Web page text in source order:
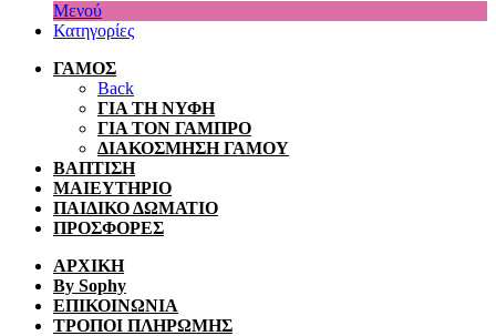
Μενού
Κατηγορίες
ΓΑΜΟΣ
Back
ΓΙΑ ΤΗ ΝΥΦΗ
ΓΙΑ ΤΟΝ ΓΑΜΠΡΟ
ΔΙΑΚΟΣΜΗΣΗ ΓΑΜΟΥ
ΒΑΠΤΙΣΗ
ΜΑΙΕΥΤΗΡΙΟ
ΠΑΙΔΙΚΟ ΔΩΜΑΤΙΟ
ΠΡΟΣΦΟΡΕΣ
ΑΡΧΙΚΗ
By Sophy
ΕΠΙΚΟΙΝΩΝΙΑ
ΤΡΟΠΟΙ ΠΛΗΡΩΜΗΣ